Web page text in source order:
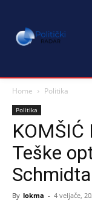
Home Politika
Politika
KOMŠIĆ
Teške
By lokma - 4 veljače,